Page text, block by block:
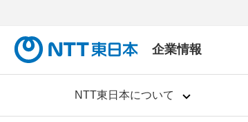
企業情報
NTT東日本について